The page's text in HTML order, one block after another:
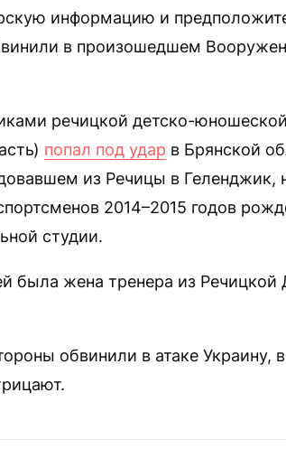
информацию и
в произошедшем
речицкой детско-
попал под удар в Брянской
из Речицы в Геленджик,
2014–2015 годов
студии.
была жена тренера из
обвинили в атаке Украину,